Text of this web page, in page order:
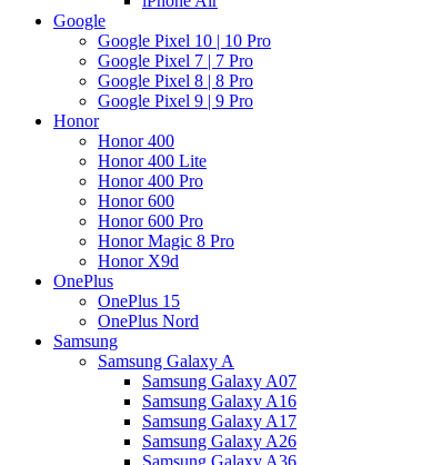
Google
Google Pixel 10 | 10 Pro
Google Pixel 7 | 7 Pro
Google Pixel 8 | 8 Pro
Google Pixel 9 | 9 Pro
Honor
Honor 400
Honor 400 Lite
Honor 400 Pro
Honor 600
Honor 600 Pro
Honor Magic 8 Pro
Honor X9d
OnePlus
OnePlus 15
OnePlus Nord
Samsung
Samsung Galaxy A
Samsung Galaxy A07
Samsung Galaxy A16
Samsung Galaxy A17
Samsung Galaxy A26
Samsung Galaxy A36